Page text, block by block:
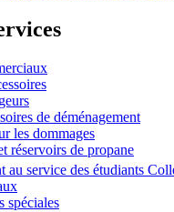
de déménagement
les dommages
réservoirs de propane
au service des étudiants
spéciales